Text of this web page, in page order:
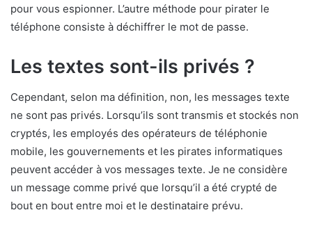
pour vous espionner. L’autre méthode pour pirater le
téléphone consiste à déchiffrer le mot de passe.
Les textes sont-ils privés ?
Cependant, selon ma définition, non, les messages texte
ne sont pas privés. Lorsqu’ils sont transmis et stockés non
cryptés, les employés des opérateurs de téléphonie
mobile, les gouvernements et les pirates informatiques
peuvent accéder à vos messages texte. Je ne considère
un message comme privé que lorsqu’il a été crypté de
bout en bout entre moi et le destinataire prévu.